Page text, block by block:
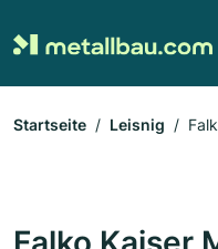
Startseite Leisnig